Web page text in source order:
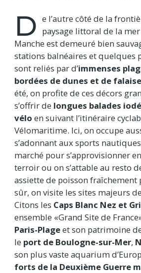
D e l’autre côté de la
paysage littoral de la
Manche est demeuré bien
stations balnéaires et quelques
sont reliés par d’immenses
bordées de dunes et de
été, on profite de ces décors
s’offrir de longues balades
vélo en suivant l’itinéraire
Vélomaritime. Ici, on occupe
s’adonnant aux sports
marché pour s’approvisionner
terroir ou on s’attable au resto
assiette de poisson fraîchement
sûr, on visite les sites majeurs
Citons les Caps Blanc Nez et
ensemble «Grand Site de
Paris-Plageet son patrimoine
le port de Boulogne-sur-Mer,
son plus vaste aquarium
forts de la Deuxième Guerre